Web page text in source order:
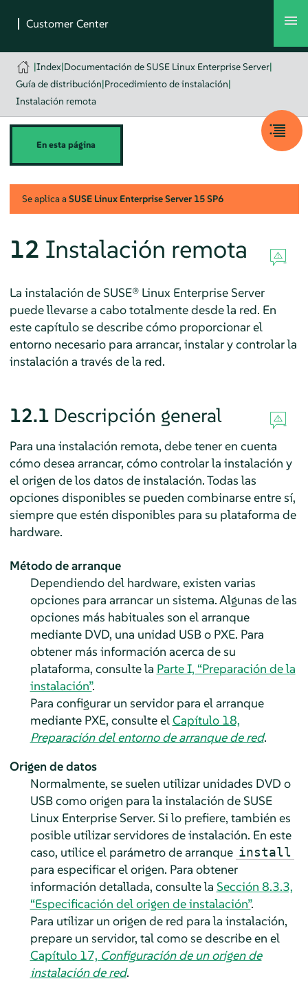
|Index|Documentación de SUSE Linux Enterprise Server|
Guía de distribución|Procedimiento de instalación|
Instalación remota
En esta página
Se aplica aSUSE Linux Enterprise Server 15 SP6
12 Instalación remota
La instalación de SUSE® Linux Enterprise Server
puede llevarse a cabo totalmente desde la red. En
este capítulo se describe cómo proporcionar el
entorno necesario para arrancar, instalar y controlar la
instalación a través de la red.
12.1 Descripción general
Para una instalación remota, debe tener en cuenta
cómo desea arrancar, cómo controlar la instalación y
el origen de los datos de instalación. Todas las
opciones disponibles se pueden combinarse entre sí,
siempre que estén disponibles para su plataforma de
hardware.
Método de arranque
Dependiendo del hardware, existen varias
opciones para arrancar un sistema. Algunas de las
opciones más habituales son el arranque
mediante DVD, una unidad USB o PXE. Para
obtener más información acerca de su
plataforma, consulte la Parte I, “Preparación de la
instalación”.
Para configurar un servidor para el arranque
mediante PXE, consulte elCapítulo 18,
Preparación del entorno de arranque de red.
Origen de datos
Normalmente, se suelen utilizar unidades DVD o
USB como origen para la instalación de SUSE
Linux Enterprise Server. Si lo prefiere, también es
posible utilizar servidores de instalación. En este
caso, utilice el parámetro de arranque install
para especificar el origen. Para obtener
información detallada, consulte la Sección 8.3.3,
“Especificación del origen de instalación”.
Para utilizar un origen de red para la instalación,
prepare un servidor, tal como se describe en el
Capítulo 17, Configuración de un origen de
instalación de red.